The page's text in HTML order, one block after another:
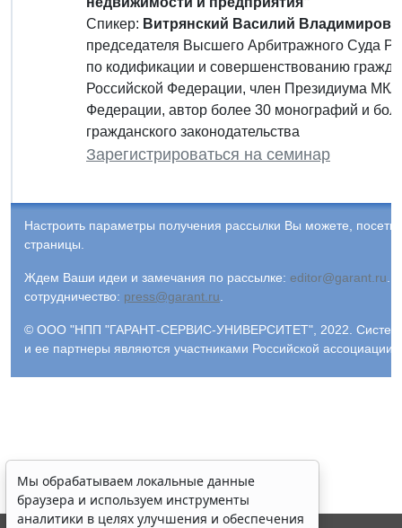
Спикер: Витрянский Василий
председателя Высшего Арбитражного Суда
по кодификации и совершенствованию
Российской Федерации, член Президиума
Федерации, автор более 30 монографий и
гражданского законодательства
Зарегистрироваться на семинар
Настроить параметры получения рассылки Вы можете,
страницы.
Ждем Ваши идеи и замечания по рассылке: editor@garant.ru
сотрудничество: press@garant.ru
© ООО "НПП "ГАРАНТ-СЕРВИС-УНИВЕРСИТЕТ", 2022. Система
и ее партнеры являются участниками Российской
Мы обрабатываем локальные данные
браузера и используем инструменты
аналитики в целях улучшения и обеспечения